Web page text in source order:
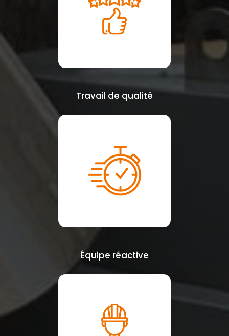
Travail de qualité
Équipe réactive